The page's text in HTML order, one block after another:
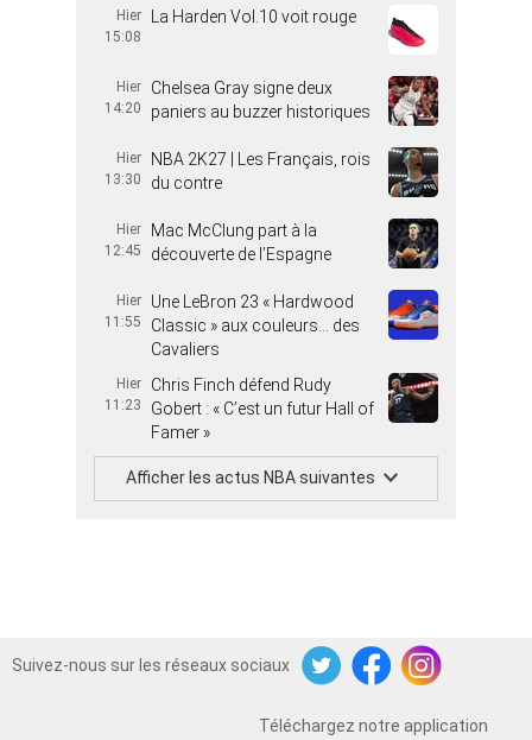
Hier
15:08
La Harden Vol.10 voit rouge
Hier
14:20
Chelsea Gray signe deux
paniers au buzzer historiques
Hier
13:30
NBA 2K27 | Les Français, rois
du contre
Hier
12:45
Mac McClung part à la
découverte de l’Espagne
Hier
11:55
Une LeBron 23 « Hardwood
Classic » aux couleurs… des
Cavaliers
Hier
11:23
Chris Finch défend Rudy
Gobert : « C’est un futur Hall of
Famer »
Afficher les actus NBA suivantes
Suivez-nous sur les réseaux sociaux
TwitterFacebookInstagram
Téléchargez notre application